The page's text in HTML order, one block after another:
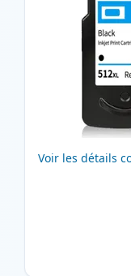
Voir les détails